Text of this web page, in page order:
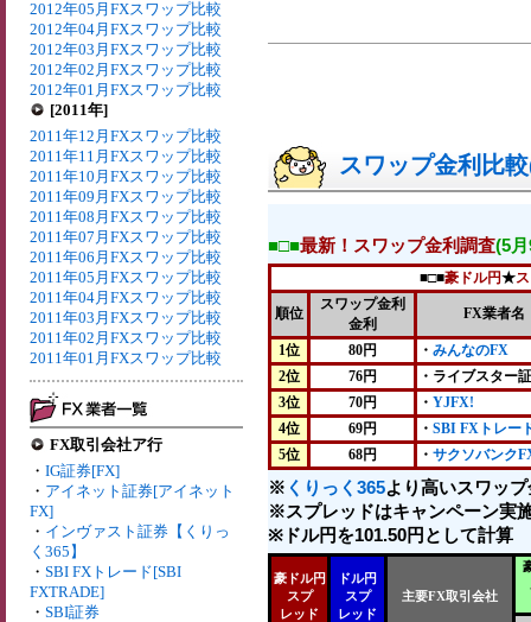
2012年05月FXスワップ比較
2012年04月FXスワップ比較
2012年03月FXスワップ比較
2012年02月FXスワップ比較
2012年01月FXスワップ比較
[2011年]
2011年12月FXスワップ比較
2011年11月FXスワップ比較
2011年10月FXスワップ比較
2011年09月FXスワップ比較
2011年08月FXスワップ比較
2011年07月FXスワップ比較
2011年06月FXスワップ比較
2011年05月FXスワップ比較
2011年04月FXスワップ比較
2011年03月FXスワップ比較
2011年02月FXスワップ比較
2011年01月FXスワップ比較
FX取引会社ア行
・ IG証券[FX]
・ アイネット証券[アイネット
FX]
・ インヴァスト証券【くりっ
く365】
・ SBI FXトレード[SBI
FXTRADE]
・ SBI証券
スワップ金利比
■□■最新！スワップ金利調査(5
■□■豪ドル円★
順位
スワップ金利
金利
FX業者名
1位 80円 ・ みんなのFX
2位
76円
・ライブスター
3位
70円 ・ YJFX!
4位
69円 ・ SBI FXトレー
5位
68円 ・ サクソバンク
※ くりっく365より高いスワッ
※スプレッドはキャンペーン実
※ドル円を101.50円として計算
豪ドル円
スプ
レッド
ドル円
スプ
レッド
主要FX取引会社